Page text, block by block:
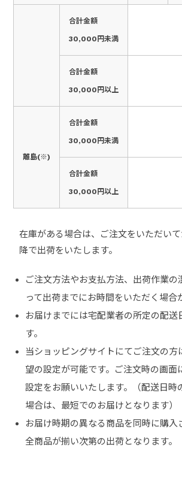
合計金額
30,000円未満
合計金額
30,000円以上
離島(※)
合計金額
30,000円未満
合計金額
30,000円以上
在庫がある場合は、ご注文をいただい
降で出荷をいたします。
ご注文方法やお支払方法、出荷作業の
って出荷までにお時間をいただく場合
お届けまでには宅配業者の所定の配送
す。
当ショッピングサイトにてご注文の方
望の設定が可能です。ご注文時の画面
設定をお願いいたします。（配送日時
場合は、最短でのお届けとなります）
お届け時期の異なる商品を同時に購入
全商品が揃い次第の出荷となります。